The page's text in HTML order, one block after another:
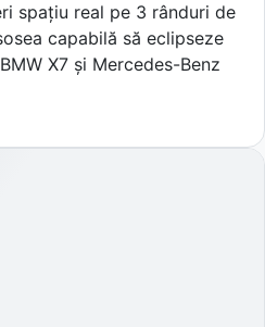
spațiu real pe 3 rânduri de
capabilă să eclipseze
X7 și Mercedes-Benz